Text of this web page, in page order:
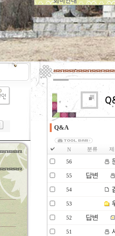
Q&A
N 분류 제
56
55 답변
54
53
52 답변
51